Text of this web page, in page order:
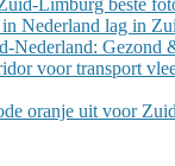
in Nederland lag in
Nederland: Gezond
voor transport
oranje uit voor